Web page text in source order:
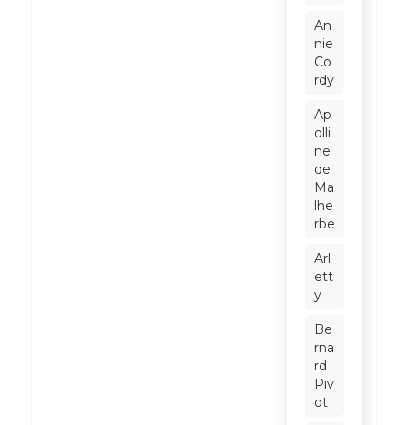
An
nie
Co
rdy
Ap
olli
ne
de
Ma
lhe
rbe
Arl
ett
y
Be
rna
rd
Piv
ot